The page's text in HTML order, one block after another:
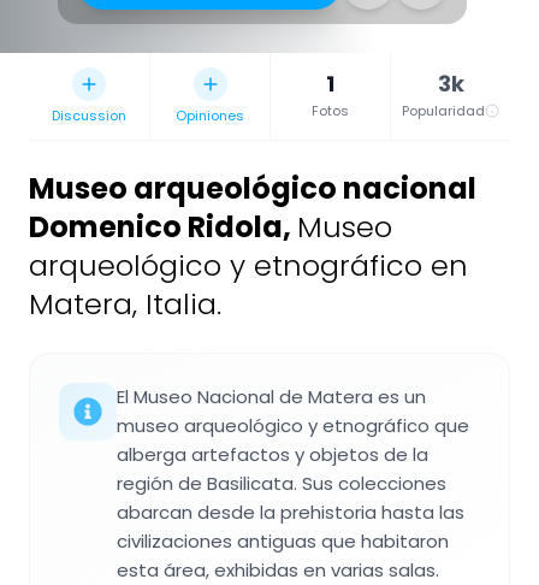
Discussion Opiniones
1
Fotos
3k
Popularidad
Museo arqueológico nacional
Domenico Ridola, Museo
arqueológico y etnográfico en
Matera, Italia.
El Museo Nacional de Matera es un
museo arqueológico y etnográfico que
alberga artefactos y objetos de la
región de Basilicata. Sus colecciones
abarcan desde la prehistoria hasta las
civilizaciones antiguas que habitaron
esta área, exhibidas en varias salas.